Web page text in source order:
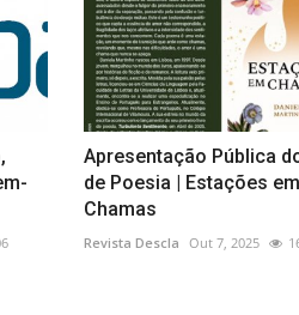
Apresentação Pública
de Poesia | Estações em
Chamas
Revista Descla Out 7, 2025
presente na Casa da